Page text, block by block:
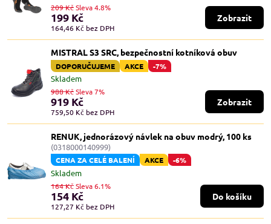
199 Kč
164,46 Kč bez DPH
209 KčSleva 4.8%
Zobrazit
MISTRAL S3 SRC, bezpečnostní kotníková obuv
DOPORUČUJEME AKCE -7%
Skladem
919 Kč
759,50 Kč bez DPH
988 KčSleva 7%
Zobrazit
RENUK, jednorázový návlek na obuv modrý, 100 ks
(0318000140999)
CENA ZA CELÉ BALENÍ AKCE -6%
Skladem
154 Kč
127,27 Kč bez DPH
164 KčSleva 6.1%
Do košíku